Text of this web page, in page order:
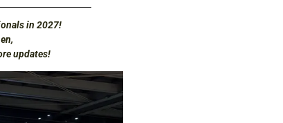
in 2027!
updates!